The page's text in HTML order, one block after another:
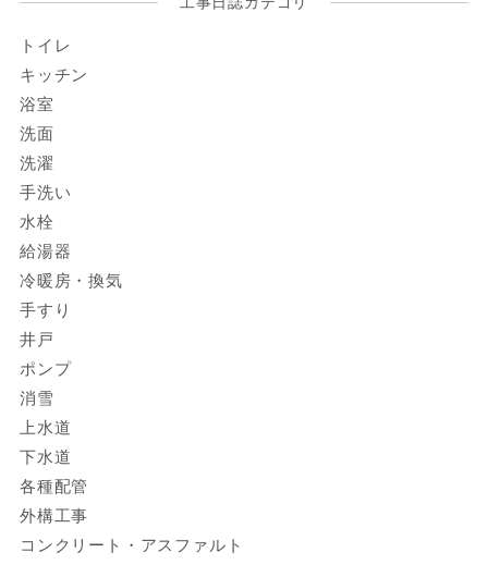
トイレ
キッチン
浴室
洗面
洗濯
手洗い
水栓
給湯器
冷暖房・換気
手すり
井戸
ポンプ
消雪
上水道
下水道
各種配管
外構工事
コンクリート・アスファルト